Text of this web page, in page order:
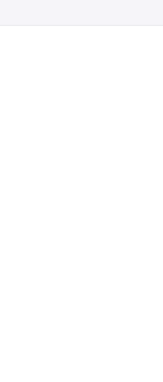
aktiverat 2FA för
på
ställa in en